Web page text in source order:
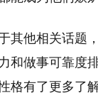
其他相关话题
和做事可靠度
格有了更多了